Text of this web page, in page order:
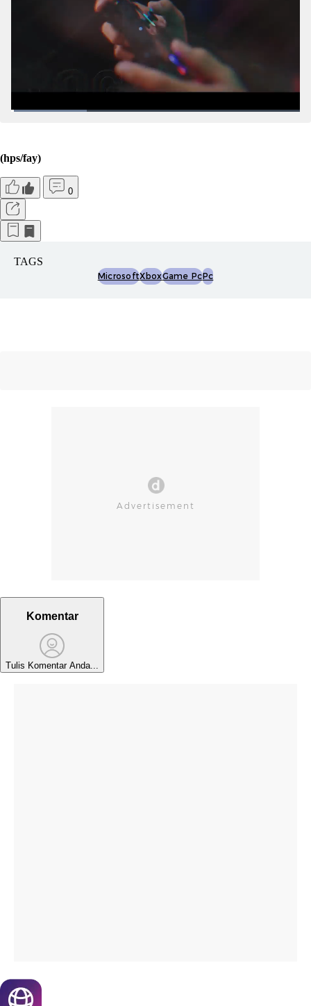
(hps/fay)
0
TAGS
MicrosoftXboxGame PcPc
Komentar
Tulis Komentar Anda...